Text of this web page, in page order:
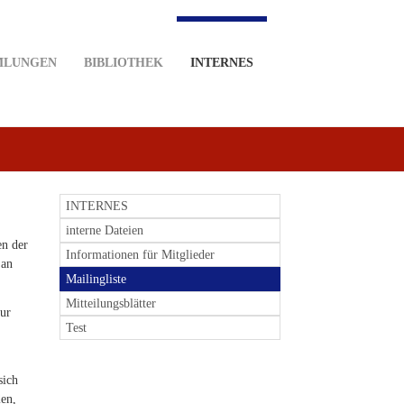
BIBLIOTHEK INTERNES
der
INTERNES
interne Dateien
Informationen für Mitglieder
Mailingliste
Mitteilungsblätter
Test